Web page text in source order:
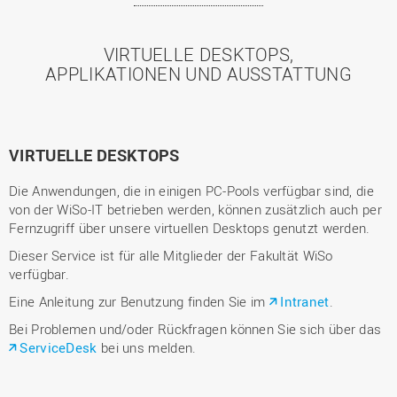
VIRTUELLE DESKTOPS,
APPLIKATIONEN UND AUSSTATTUNG
VIRTUELLE DESKTOPS
Die Anwendungen, die in einigen PC-Pools verfügbar sind, die
von der WiSo-IT betrieben werden, können zusätzlich auch per
Fernzugriff über unsere virtuellen Desktops genutzt werden.
Dieser Service ist für alle Mitglieder der Fakultät WiSo
verfügbar.
Eine Anleitung zur Benutzung finden Sie im
Intranet
Bei Problemen und/oder Rückfragen können Sie sich über das
ServiceDesk bei uns melden.